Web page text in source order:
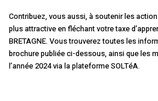
Contribuez, vous aussi, à soutenir les
plus attractive en fléchant votre taxe
BRETAGNE. Vous trouverez toutes les
brochure publiée ci-dessous, ainsi que les
l’année 2024 via la plateforme SOLTéA.